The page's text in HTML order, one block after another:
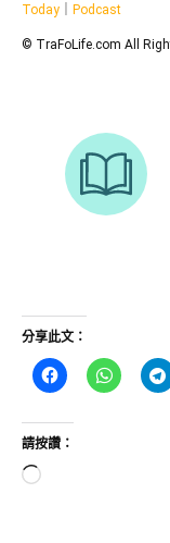
Today Podcast
© TraFoLife.com All
分享此文：
請按讚：
正